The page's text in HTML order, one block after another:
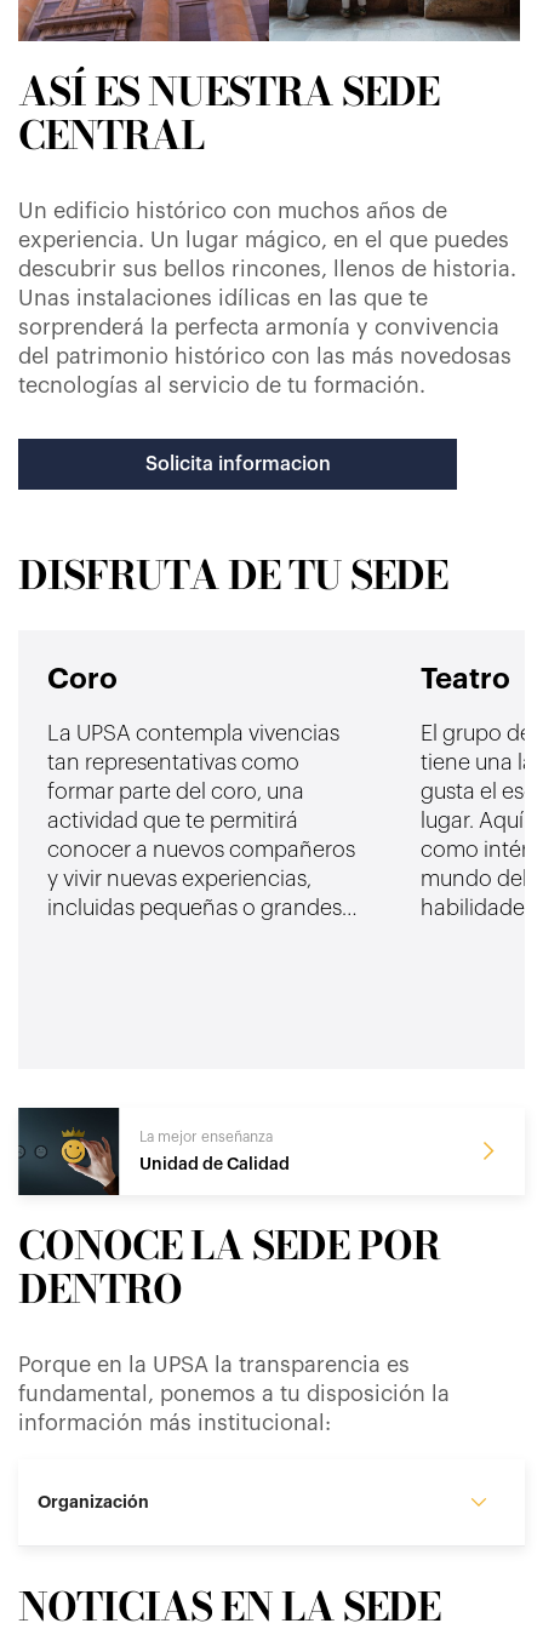
ASÍ ES NUESTRA SEDE
CENTRAL
Un edificio histórico con muchos años de
experiencia. Un lugar mágico, en el que puedes
descubrir sus bellos rincones, llenos de historia.
Unas instalaciones idílicas en las que te
sorprenderá la perfecta armonía y convivencia
del patrimonio histórico con las más novedosas
tecnologías al servicio de tu formación.
Solicita informacion
DISFRUTA DE TU SEDE
Coro
La UPSA contempla vivencias
tan representativas como
formar parte del coro, una
actividad que te permitirá
conocer a nuevos compañeros
y vivir nuevas experiencias,
incluidas pequeñas o grandes
Teatro
El grupo de
tiene una
gusta el
lugar. Aquí
como
mundo del
habilidades
La mejor enseñanza
Unidad de Calidad
CONOCE LA SEDE POR
DENTRO
Porque en la UPSA la transparencia es
fundamental, ponemos a tu disposición la
información más institucional:
Organización
NOTICIAS EN LA SEDE